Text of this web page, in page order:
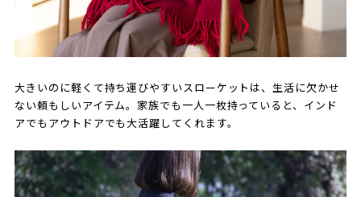
大きいのに軽くて持ち運びやすいスローケットは、生活に欠かせ
ない頼もしいアイテム。家族でも一人一枚持っていると、インド
アでもアウトドアでも大活躍してくれます。